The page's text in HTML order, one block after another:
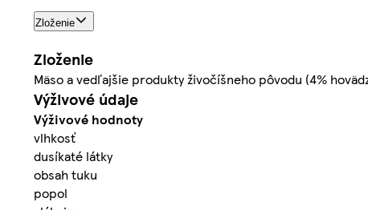
Zloženie
Zloženie
Mäso a vedľajšie produkty živočíšneho pôvodu (4%
Výživové údaje
Výživové hodnoty
vlhkosť
dusíkaté látky
obsah tuku
popol